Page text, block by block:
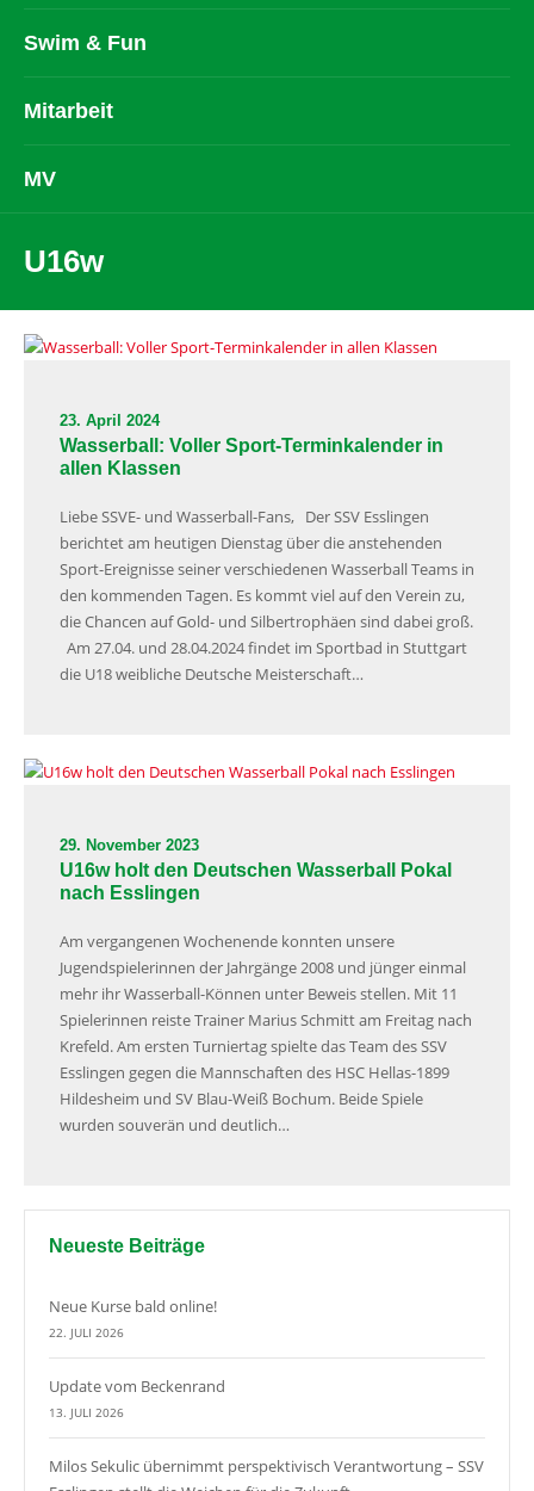
Swim & Fun
Mitarbeit
MV
U16w
23. April 2024
Wasserball: Voller Sport-Terminkalender in
allen Klassen
Liebe SSVE- und Wasserball-Fans, Der SSV Esslingen
berichtet am heutigen Dienstag über die anstehenden
Sport-Ereignisse seiner verschiedenen Wasserball Teams in
den kommenden Tagen. Es kommt viel auf den Verein zu,
die Chancen auf Gold- und Silbertrophäen sind dabei groß.
Am 27.04. und 28.04.2024 findet im Sportbad in Stuttgart
die U18 weibliche Deutsche Meisterschaft…
29. November 2023
U16w holt den Deutschen Wasserball Pokal
nach Esslingen
Am vergangenen Wochenende konnten unsere
Jugendspielerinnen der Jahrgänge 2008 und jünger einmal
mehr ihr Wasserball-Können unter Beweis stellen. Mit 11
Spielerinnen reiste Trainer Marius Schmitt am Freitag nach
Krefeld. Am ersten Turniertag spielte das Team des SSV
Esslingen gegen die Mannschaften des HSC Hellas-1899
Hildesheim und SV Blau-Weiß Bochum. Beide Spiele
wurden souverän und deutlich…
Neueste Beiträge
Neue Kurse bald online!
22. JULI 2026
Update vom Beckenrand
13. JULI 2026
Milos Sekulic übernimmt perspektivisch Verantwortung – SSV